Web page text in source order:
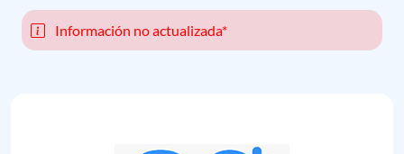
Información no actualizada*